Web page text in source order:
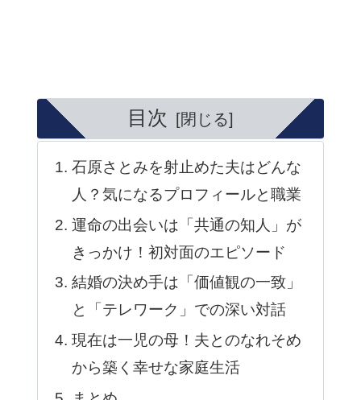
目次
石原さとみを射止めた夫はどんな
人？気になるプロフィールと職業
運命の出会いは「共通の知人」が
きっかけ！初対面のエピソード
結婚の決め手は「価値観の一致」
と「テレワーク」での深い対話
現在は一児の母！夫とのなれそめ
から築く幸せな家庭生活